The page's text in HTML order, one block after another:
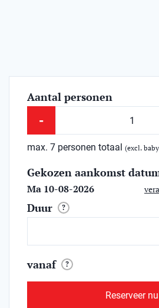
Aantal personen
-
max. 7 personen totaal (excl.
Gekozen aankomst
Ma 10-08-2026
Duur ?
vanaf ?
Reserveer nu